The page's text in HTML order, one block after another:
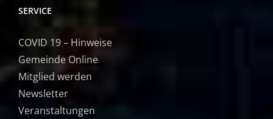
SERVICE
COVID 19 – Hinweise
Gemeinde Online
Mitglied werden
Newsletter
Veranstaltungen